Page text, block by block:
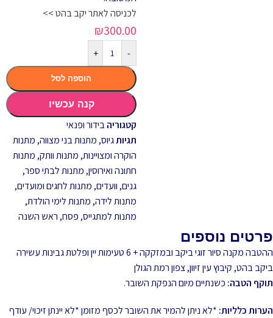
לכניסה לאתר יקב בהט >>
₪300.00
-
+
הוספה לסל
קנה עכשיו
קטגוריהבידור ופנאי
תגיותגיוס, מתנות בני מצווה, מתנות
הוקרה ומצויינות, מתנות וותק, מתנות
חתונה ואירוסין, מתנות לבתי ספר,
גנים, וועדים, מתנות לחגים ומועדים,
מתנות לידה, מתנות לימי הולדת,
מתנות למתגייס, פסח, ראש השנה
פרטים נוספים
ההטבה מקנה סיור זוגי ביקב ובמזקקה + 6 טעימות יין ופלטת גבינות עשירה
ביקב בהט, קיבוץ עין זיוון, צפון רמת הגולן
תוקף הטבה: כשנתיים מיום הנפקת השובר.
הערות כלליות: *לא ניתן להמיר את השובר לכסף מזומן *לא יינתן זיכוי/ עודף